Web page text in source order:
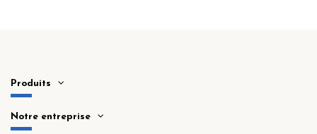
Produits
Notre entreprise